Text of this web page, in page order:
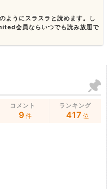
ようにスラスラと読めます。し
会員ならいつでも読み放題で
コメント
9 件
ランキング
417 位